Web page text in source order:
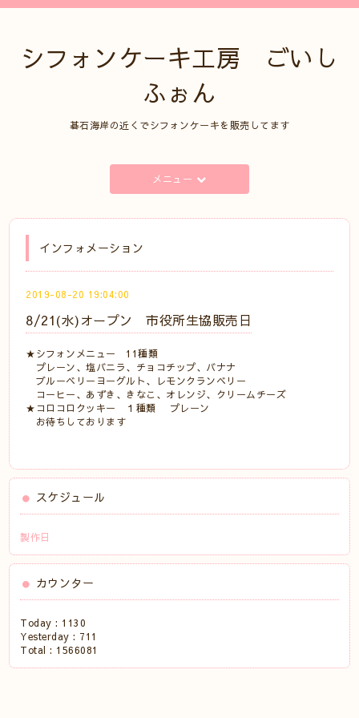
シフォンケーキ工房 ごいし
ふぉん
碁石海岸の近くでシフォンケーキを販売してます
メニュー
インフォメーション
2019-08-20 19:04:00
8/21(水)オープン 市役所生協販売日
★シフォンメニュー 11種類
プレーン、塩バニラ、チョコチップ、バナナ
ブルーベリーヨーグルト、レモンクランベリー
コーヒー、あずき、きなこ、オレンジ、クリームチーズ
★コロコロクッキー １種類 プレーン
お待ちしております
スケジュール
製作日
カウンター
Today : 1130
Yesterday : 711
Total : 1566081